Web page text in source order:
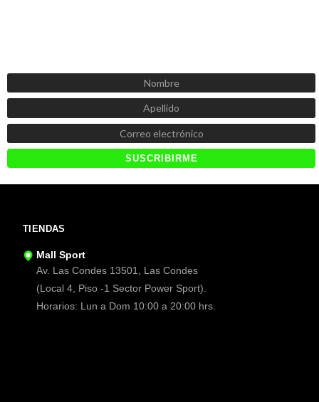
TIENDAS
Mall Sport
Av. Las Condes 13501, Las Condes
(Local 4, Piso -1 Sector Power Sport).
Horarios: Lun a Dom 10:00 a 20:00 hrs.